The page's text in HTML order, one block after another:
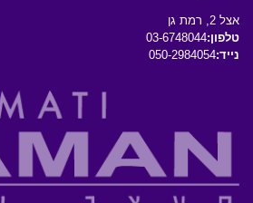
אצל 2, רמת גן
טלפון:03-6748044
נייד:050-2984054